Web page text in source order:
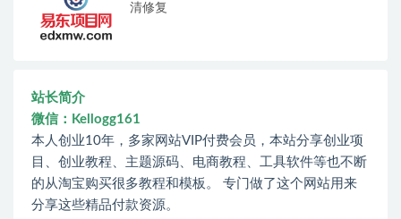
清修复
站长简介
微信：Kellogg161
本人创业10年，多家网站VIP付费会员，本站分享创业项
目、创业教程、主题源码、电商教程、工具软件等也不断
的从淘宝购买很多教程和模板。 专门做了这个网站用来
分享这些精品付款资源。